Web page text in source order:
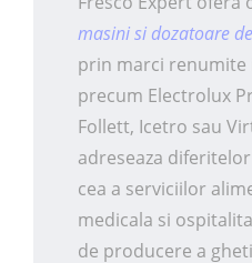
masini si dozatoare
prin marci
precum Electrolux
Follett, Icetro sau
adreseaza
cea a serviciilor
medicala si
de producere a